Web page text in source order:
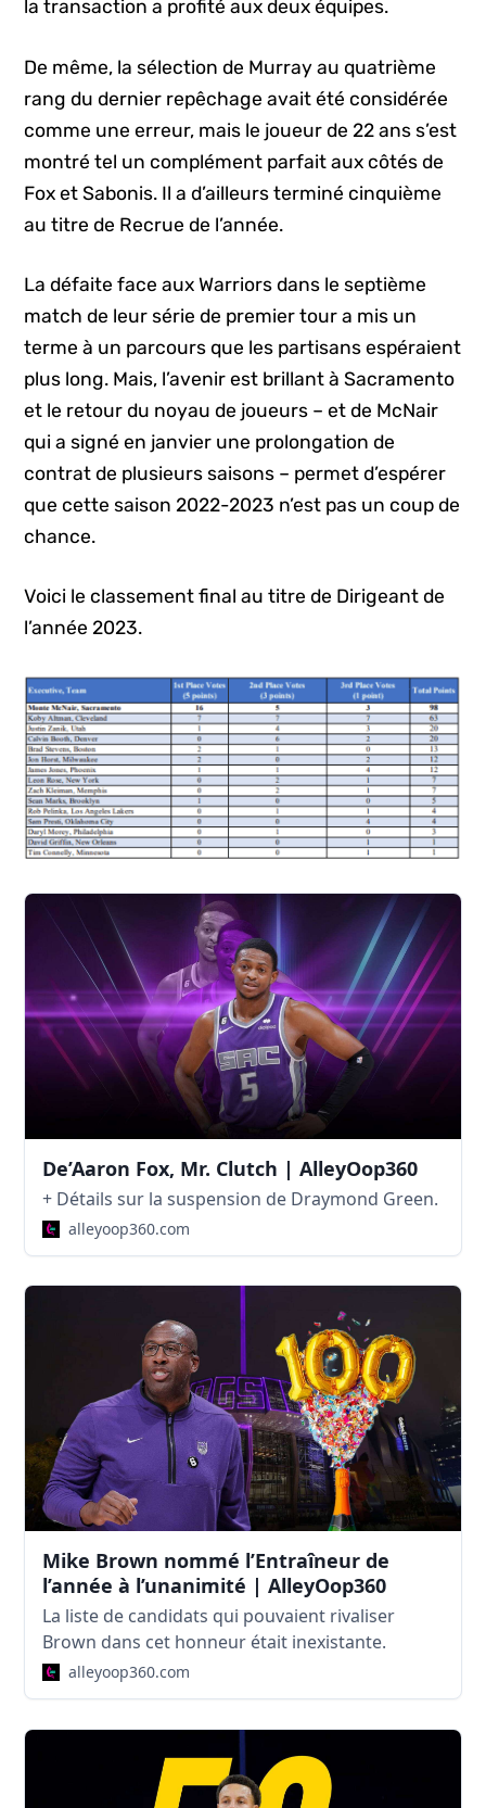
la transaction a profité aux deux équipes.
De même, la sélection de Murray au quatrième
rang du dernier repêchage avait été considérée
comme une erreur, mais le joueur de 22 ans s’est
montré tel un complément parfait aux côtés de
Fox et Sabonis. Il a d’ailleurs terminé cinquième
au titre de Recrue de l’année.
La défaite face aux Warriors dans le septième
match de leur série de premier tour a mis un
terme à un parcours que les partisans espéraient
plus long. Mais, l’avenir est brillant à Sacramento
et le retour du noyau de joueurs – et de McNair
qui a signé en janvier une prolongation de
contrat de plusieurs saisons – permet d’espérer
que cette saison 2022-2023 n’est pas un coup de
chance.
Voici le classement final au titre de Dirigeant de
l’année 2023.
De’Aaron Fox, Mr. Clutch | AlleyOop360
+ Détails sur la suspension de Draymond Green.
alleyoop360.com
Mike Brown nommé l’Entraîneur de
l’année à l’unanimité | AlleyOop360
La liste de candidats qui pouvaient rivaliser
Brown dans cet honneur était inexistante.
alleyoop360.com